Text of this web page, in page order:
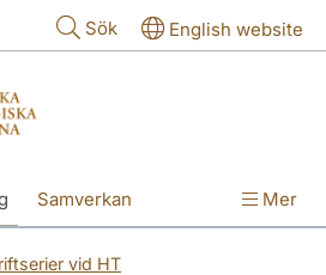
Sök English website
Samverkan Mer
vid HT